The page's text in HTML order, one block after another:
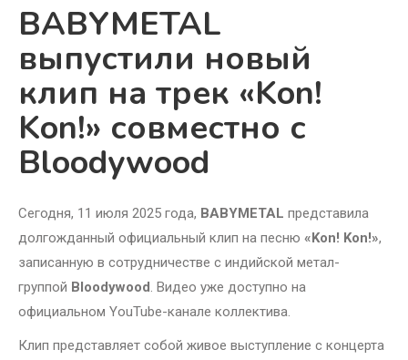
BABYMETAL
выпустили новый
клип на трек «Kon!
Kon!» совместно с
Bloodywood
Сегодня, 11 июля 2025 года, BABYMETAL представила
долгожданный официальный клип на песню «Kon! Kon!»,
записанную в сотрудничестве с индийской метал-
группой Bloodywood. Видео уже доступно на
официальном YouTube-канале коллектива.
Клип представляет собой живое выступление с концерта